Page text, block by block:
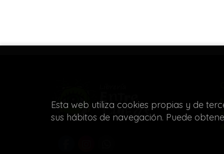
Esta web utiliza cookies propias y de
sus hábitos de navegación. Puede